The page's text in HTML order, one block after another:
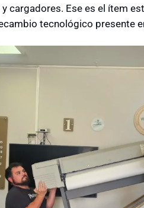
cargadores. Ese es el ítem
tecnológico presente